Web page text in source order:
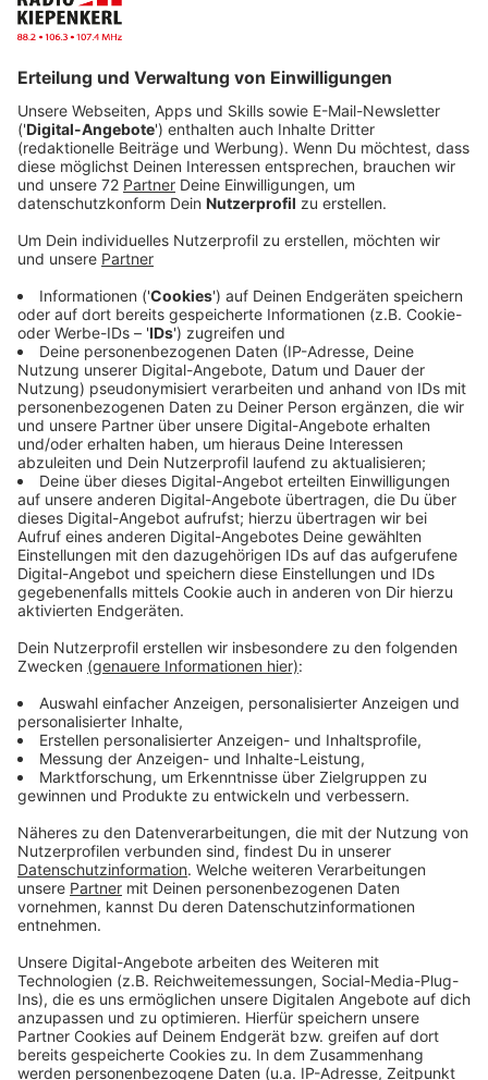
Auch in Nordrhein-Westfalen ist mitmenschlicher
Zusammenhalt und die Stärkung der Schwächsten
Lebens. Die Aktion Lichtblicke möchte ebenfalls ihren
Beitrag leisten und die vom Krieg betroffenen
Menschen in der Ukraine finanziell unterstützen. Unter
dem Motto "Aktion Lichtblicke – Gemeinsam für den
Frieden" wird für Menschen in und aus der Ukraine
für euch.
Anzeige
Bei der Ukraine-Hilfe kann wie folgt Gutes getan
werden:
Spendenmöglichkeit 1:Spenden, die mit dem
Betreff "Freie Verwendung" eingehen, können von
der Aktion Lichtblicke für ukrainische Familien mit
Kindern, die in NRW eine vorübergehende Bleibe
gefunden haben, eingesetzt werden. Hier arbeitet
Aktion Lichtblicke mit den NRW-Geschäftsstellen
von Diakonie und Caritas vor Ort zusammen. Dort
können auch entsprechende Hilfsanträge an die
Aktion Lichtblicke gestellt werden.
Spendenmöglichkeit 2:Spenden, die mit dem
Betreff "Ukraine-Hilfe International" eingehen,
werden für die Menschen verwendet, die sich im
Kriegsgebiet der Ukraine bzw. an den Grenzen
aufhalten und dort versorgt werden müssen. Die
Aktion Lichtblicke darf aus rechtlichen Gründen
aufgrund ihrer Satzung nur Familien mit Kindern in
NRW direkt finanziell unterstützen. Um sich
trotzdem an der Hilfe für die ukrainische
Bevölkerung im Krisengebiet beteiligen zu können
und diese Spendenoption anzubieten, hat Aktion
Lichtblicke sich entschieden, in diesem
besonderen Fall eine Kooperation mit den
Partnern Caritas und Diakonie auf internationaler
Ebene einzugehen. Eure Spenden mit diesem
Verwendungszweck werden eins zu eins je zur